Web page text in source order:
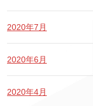
2020年7月
2020年6月
2020年4月